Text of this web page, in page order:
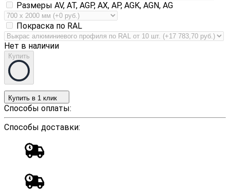
Размеры AV, AT, AGP, AX, AP, AGK, AGN, AG
Покраска по RAL
Нет в наличии
Купить
Купить в 1 клик
Способы оплаты:
Способы доставки: